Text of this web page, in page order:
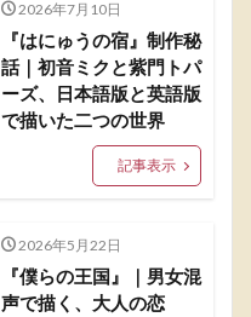
2026年7月10日
『はにゅうの宿』制作秘
話｜初音ミクと紫門トパ
ーズ、日本語版と英語版
で描いた二つの世界
記事表示
2026年5月22日
『僕らの王国』｜男女混
声で描く、大人の恋